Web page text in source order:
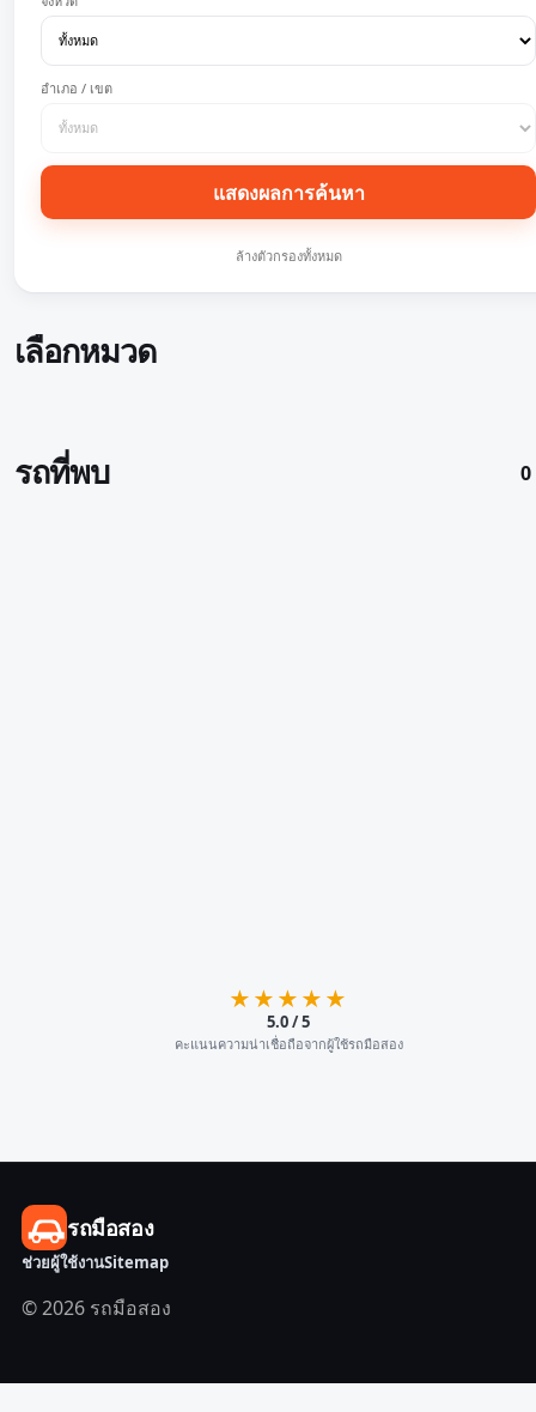
อำเภอ / เขต
แสดงผลการค้นหา
ล้างตัวกรองทั้งหมด
เลือกหมวด
รถที่พบ
★★★★★
5.0 / 5
คะแนนความน่าเชื่อถือจากผู้ใช้รถมือสอง
รถมือสอง
ช่วยผู้ใช้งานSitemap
© 2026 รถมือสอง